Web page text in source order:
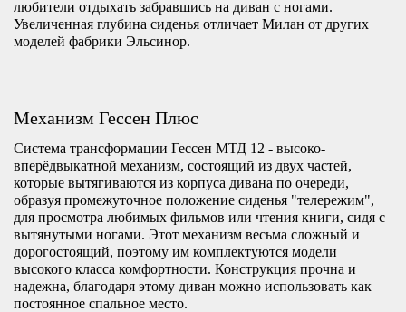
любители отдыхать забравшись на диван с ногами.
Увеличенная глубина сиденья отличает Милан от других
моделей фабрики Эльсинор.
Механизм Гессен Плюс
Система трансформации Гессен МТД 12 - высоко-
вперёдвыкатной механизм, состоящий из двух частей,
которые вытягиваются из корпуса дивана по очереди,
образуя промежуточное положение сиденья "телережим",
для просмотра любимых фильмов или чтения книги, сидя с
вытянутыми ногами. Этот механизм весьма сложный и
дорогостоящий, поэтому им комплектуются модели
высокого класса комфортности. Конструкция прочна и
надежна, благодаря этому диван можно использовать как
постоянное спальное место.